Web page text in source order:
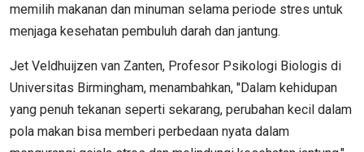
memilih makanan dan minuman selama periode stres untuk
menjaga kesehatan pembuluh darah dan jantung.
Jet Veldhuijzen van Zanten, Profesor Psikologi Biologis di
Universitas Birmingham, menambahkan, "Dalam kehidupan
yang penuh tekanan seperti sekarang, perubahan kecil dalam
pola makan bisa memberi perbedaan nyata dalam